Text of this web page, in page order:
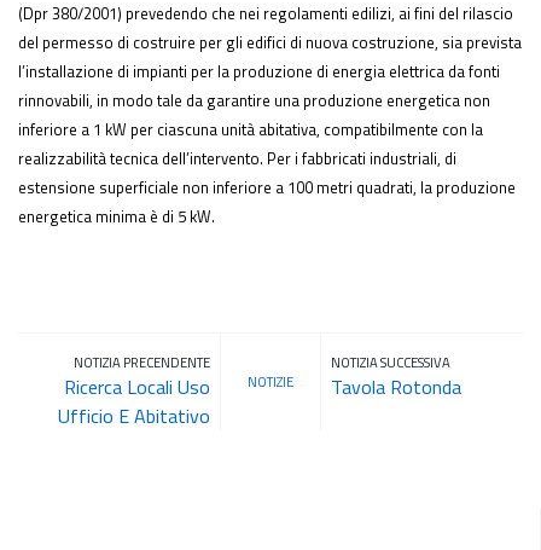
(Dpr 380/2001) prevedendo che nei regolamenti edilizi, ai fini del rilascio
del permesso di costruire per gli edifici di nuova costruzione, sia prevista
l’installazione di impianti per la produzione di energia elettrica da fonti
rinnovabili, in modo tale da garantire una produzione energetica non
inferiore a 1 kW per ciascuna unità abitativa, compatibilmente con la
realizzabilità tecnica dell’intervento. Per i fabbricati industriali, di
estensione superficiale non inferiore a 100 metri quadrati, la produzione
energetica minima è di 5 kW.
NOTIZIA PRECENDENTE
Ricerca Locali Uso
Ufficio E Abitativo
NOTIZIE
NOTIZIA SUCCESSIVA
Tavola Rotonda